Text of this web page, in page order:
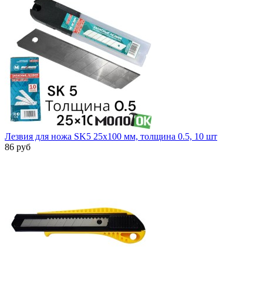
Лезвия для ножа SK5 25х100 мм, толщина 0.5, 10 шт
86 руб